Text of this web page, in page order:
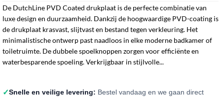
De DutchLine PVD Coated drukplaat is de perfecte combinatie van
luxe design en duurzaamheid. Dankzij de hoogwaardige PVD-coating is
de drukplaat krasvast, slijtvast en bestand tegen verkleuring. Het
minimalistische ontwerp past naadloos in elke moderne badkamer of
toiletruimte. De dubbele spoelknoppen zorgen voor efficiënte en
waterbesparende spoeling. Verkrijgbaar in stijlvolle...
✓Snelle en veilige levering: Bestel vandaag en we gaan direct